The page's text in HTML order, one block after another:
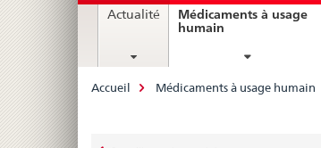
Navigation
Actualité
Médicaments à usage
humain
Breadcrumb
Accueil Médicaments à usage humain